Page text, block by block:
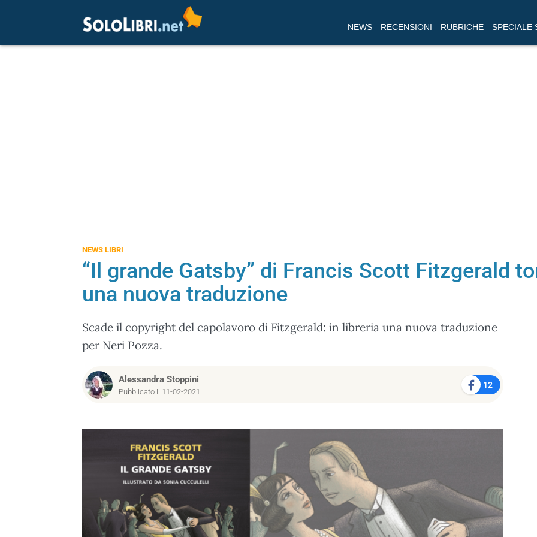
NEWS RECENSIONI RUBRICHE SPECIALE
NEWS LIBRI
“Il grande Gatsby” di Francis Scott Fitzgerald
una nuova traduzione
Scade il copyright del capolavoro di Fitzgerald: in libreria una nuova traduzione
per Neri Pozza.
Alessandra Stoppini
Pubblicato il 11-02-2021
12